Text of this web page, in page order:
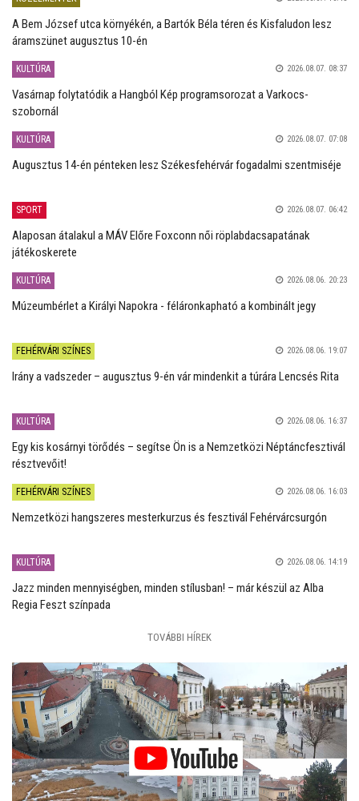
A Bem József utca környékén, a Bartók Béla téren és Kisfaludon lesz
áramszünet augusztus 10-én
KULTÚRA 2026.08.07. 08:37
Vasárnap folytatódik a Hangból Kép programsorozat a Varkocs-
szobornál
KULTÚRA 2026.08.07. 07:08
Augusztus 14-én pénteken lesz Székesfehérvár fogadalmi szentmiséje
SPORT 2026.08.07. 06:42
Alaposan átalakul a MÁV Előre Foxconn női röplabdacsapatának
játékoskerete
KULTÚRA 2026.08.06. 20:23
Múzeumbérlet a Királyi Napokra - féláronkapható a kombinált jegy
FEHÉRVÁRI SZÍNES 2026.08.06. 19:07
Irány a vadszeder – augusztus 9-én vár mindenkit a túrára Lencsés Rita
KULTÚRA 2026.08.06. 16:37
Egy kis kosárnyi törődés – segítse Ön is a Nemzetközi Néptáncfesztivál
résztvevőit!
FEHÉRVÁRI SZÍNES 2026.08.06. 16:03
Nemzetközi hangszeres mesterkurzus és fesztivál Fehérvárcsurgón
KULTÚRA 2026.08.06. 14:19
Jazz minden mennyiségben, minden stílusban! – már készül az Alba
Regia Feszt színpada
TOVÁBBI HÍREK